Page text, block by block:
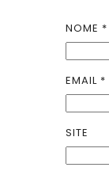
NOME *
EMAIL *
SITE